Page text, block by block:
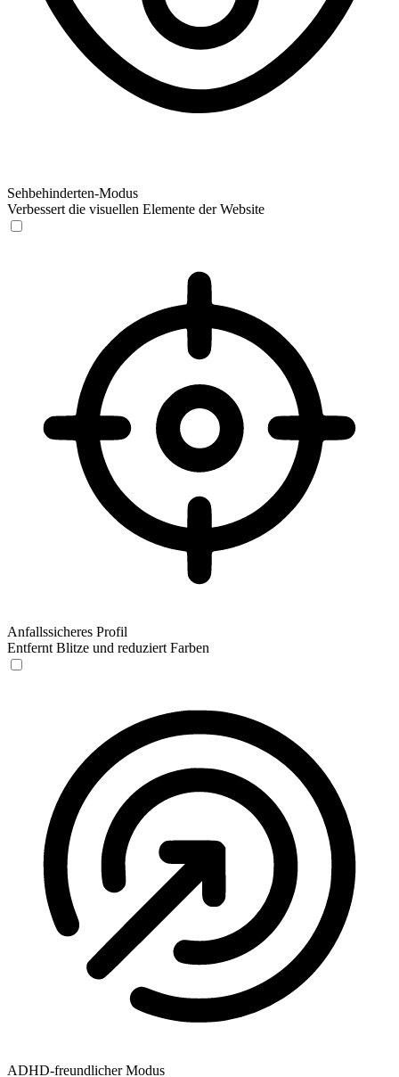
Sehbehinderten-Modus
Verbessert die visuellen Elemente der Website
Anfallssicheres Profil
Entfernt Blitze und reduziert Farben
ADHD-freundlicher Modus